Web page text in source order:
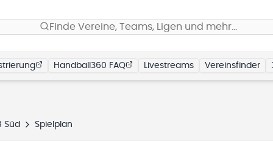
Finde Vereine, Teams, Ligen und mehr…
Handball360 FAQ Livestreams Vereinsfinder
Süd Spielplan